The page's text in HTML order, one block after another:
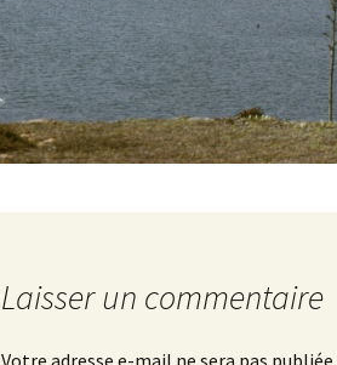
Laisser un commentaire